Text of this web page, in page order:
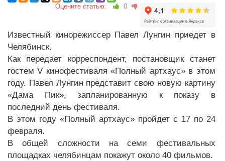
Оцените статью: 0
Известный кинорежиссер Павел Лунгин приедет в
Челябинск.
Как передает корреспондент, постановщик станет
гостем V кинофестиваля «Полный артхаус» в этом
году. Павел Лунгин представит свою новую картину
«Дама Пик», запланированную к показу в
последний день фестиваля.
В этом году «Полный артхаус» пройдет с 17 по 24
февраля.
В общей сложности на семи фестивальных
площадках челябинцам покажут около 40 фильмов.